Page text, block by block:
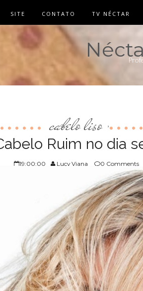
SITE CONTATO TV NÉCTAR
cabelo liso ,
Ruim no dia
19:00:00 Lucy Viana 0 Comments